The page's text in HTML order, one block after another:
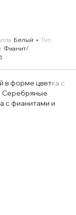
Белый
Тип
Фианит/